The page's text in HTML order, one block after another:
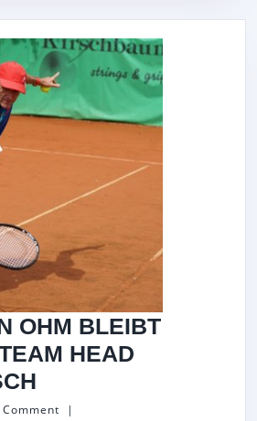
TUNESIEN
OHM BLEIBT
HEAD
OHM
Comment |